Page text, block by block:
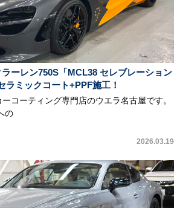
ラーレン750S「MCL38 セレブレーション
ラミックコート+PPF施工！
コーティング専門店のウエラ名古屋です。
の
2026.03.19